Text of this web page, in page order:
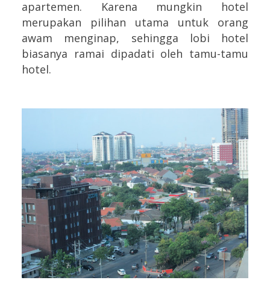
apartemen. Karena mungkin hotel
merupakan pilihan utama untuk orang
awam menginap, sehingga lobi hotel
biasanya ramai dipadati oleh tamu-tamu
hotel.